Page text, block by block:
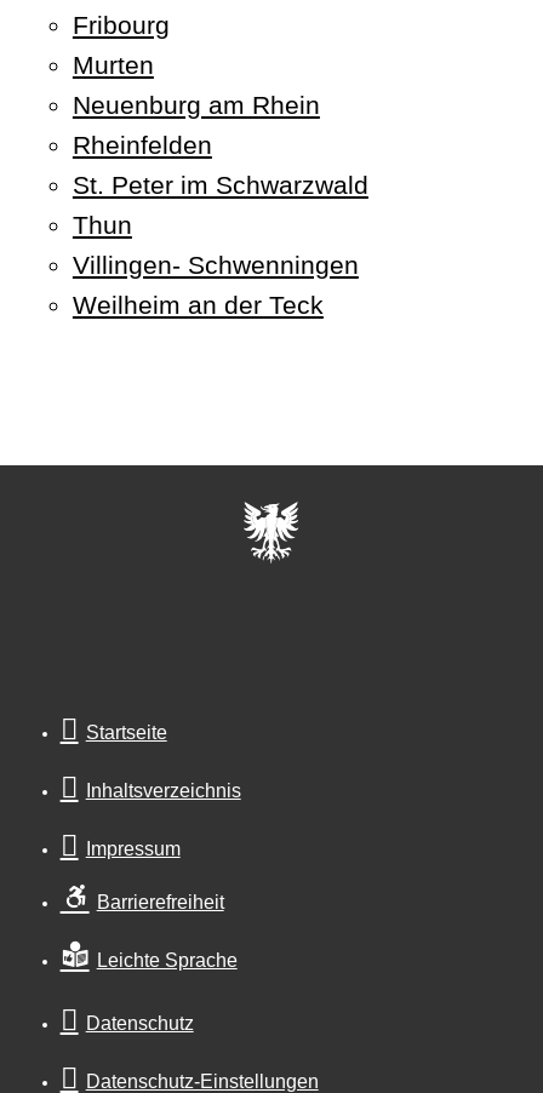
Fribourg
Murten
Neuenburg am Rhein
Rheinfelden
St. Peter im Schwarzwald
Thun
Villingen- Schwenningen
Weilheim an der Teck
Startseite
Inhaltsverzeichnis
Impressum
Barrierefreiheit
Leichte Sprache
Datenschutz
Datenschutz-Einstellungen